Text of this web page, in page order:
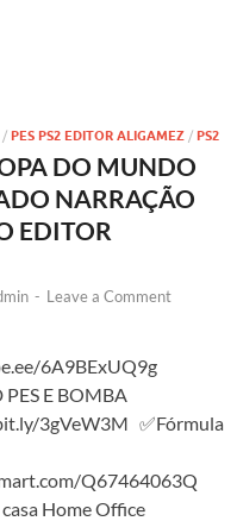
/ PES PS2 EDITOR ALIGAMEZ / PS2
DO MUNDO
NARRAÇÃO
EDITOR
- Leave a Comment
6A9BExUQ9g
PES E BOMBA
3gVeW3M ✅Fórmula
Q67464063Q
Home Office